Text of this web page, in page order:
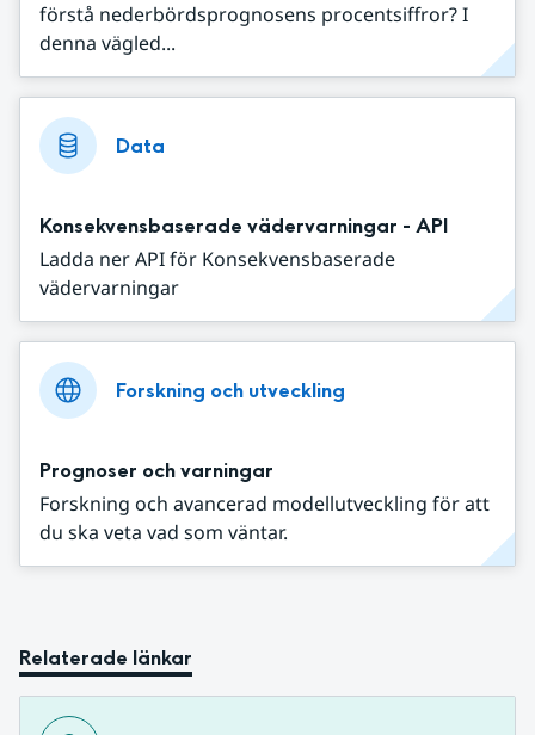
förstå nederbördsprognosens procentsiffror? I
denna vägled...
Data
Konsekvensbaserade vädervarningar - API
Ladda ner API för Konsekvensbaserade
vädervarningar
Forskning och utveckling
Prognoser och varningar
Forskning och avancerad modellutveckling för att
du ska veta vad som väntar.
Relaterade länkar